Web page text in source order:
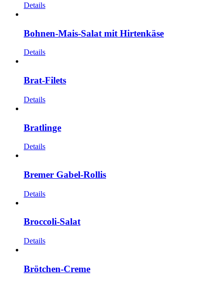
Details
Bohnen-Mais-Salat mit Hirtenkäse
Details
Brat-Filets
Details
Bratlinge
Details
Bremer Gabel-Rollis
Details
Broccoli-Salat
Details
Brötchen-Creme